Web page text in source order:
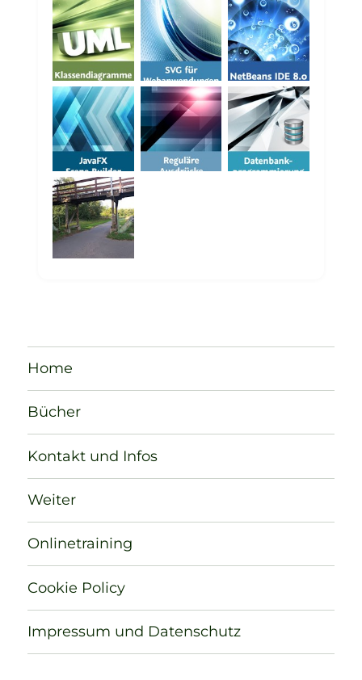
Home
Bücher
Kontakt und Infos
Weiter
Onlinetraining
Cookie Policy
Impressum und Datenschutz